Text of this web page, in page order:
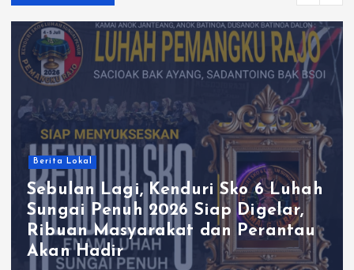
Berita Lokal
Sebulan Lagi, Kenduri Sko 6 Luhah
Sungai Penuh 2026 Siap Digelar,
Ribuan Masyarakat dan Perantau
Akan Hadir